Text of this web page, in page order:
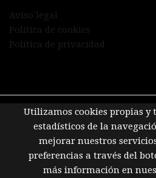
Aviso legal
Política de cookies
Política de privacidad
Utilizamos cookies propias y
estadísticos de la
mejorar nuestros
preferencias a través del
más información en